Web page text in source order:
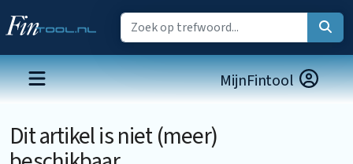
MijnFintool
Dit artikel is niet (meer)